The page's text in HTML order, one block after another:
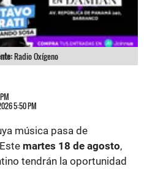
Radio Oxígeno
5:50 PM
música pasa de
martes 18 de agosto,
tendrán la oportunidad